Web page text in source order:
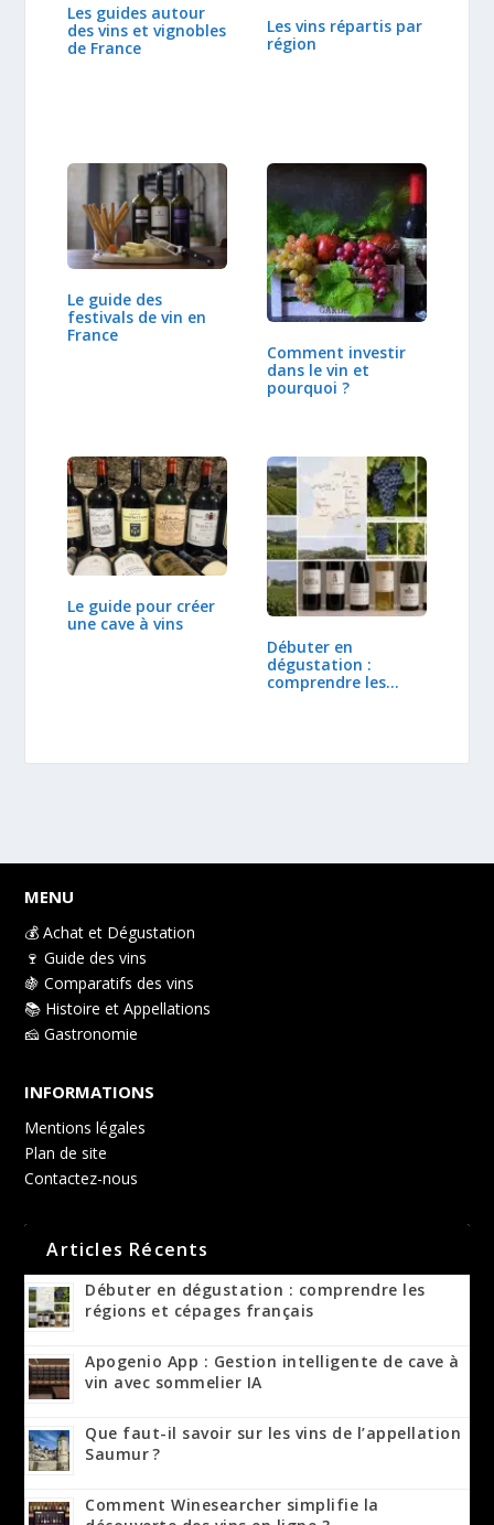
Les guides autour
des vins et vignobles
de France
Les vins répartis par
région
Le guide des
festivals de vin en
France
Comment investir
dans le vin et
pourquoi ?
Le guide pour créer
une cave à vins
Débuter en
dégustation :
comprendre les
MENU
💰 Achat et Dégustation
🍷 Guide des vins
🍇 Comparatifs des vins
📚 Histoire et Appellations
🧀 Gastronomie
INFORMATIONS
Mentions légales
Plan de site
Contactez-nous
Articles Récents
Débuter en dégustation : comprendre les
régions et cépages français
Apogenio App : Gestion intelligente de cave à
vin avec sommelier IA
Que faut-il savoir sur les vins de l’appellation
Saumur ?
Comment Winesearcher simplifie la